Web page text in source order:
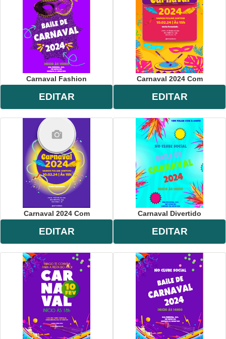
Carnaval Fashion
EDITAR
Carnaval 2024 Com
EDITAR
Carnaval 2024 Com
EDITAR
Carnaval Divertido
EDITAR